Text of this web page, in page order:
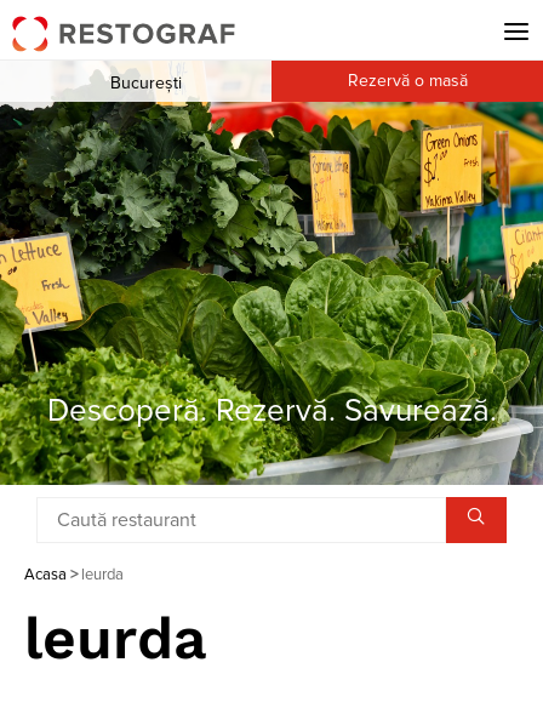
Descoperă. Rezervă. Savurează.
București Rezervă o masă
Acasa > leurda
leurda